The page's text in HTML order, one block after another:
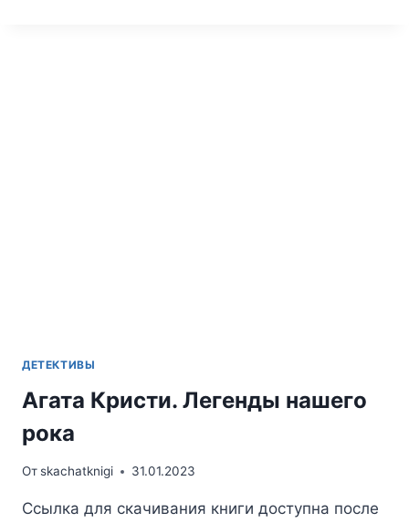
ДЕТЕКТИВЫ
Агата Кристи. Легенды нашего
рока
Отskachatknigi 31.01.2023
Ссылка для скачивания книги доступна после